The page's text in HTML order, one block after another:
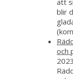
att
blir
och
2023